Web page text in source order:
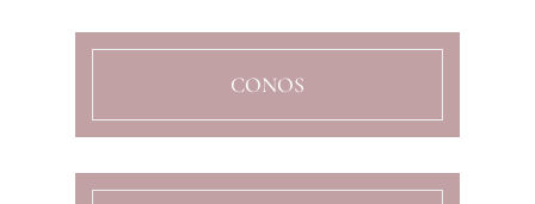
CONOS